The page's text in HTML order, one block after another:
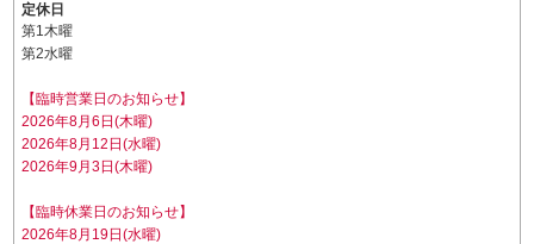
定休日
第1木曜
第2水曜
【臨時営業日のお知らせ】
2026年8月6日(木曜)
2026年8月12日(水曜)
2026年9月3日(木曜)
【臨時休業日のお知らせ】
2026年8月19日(水曜)